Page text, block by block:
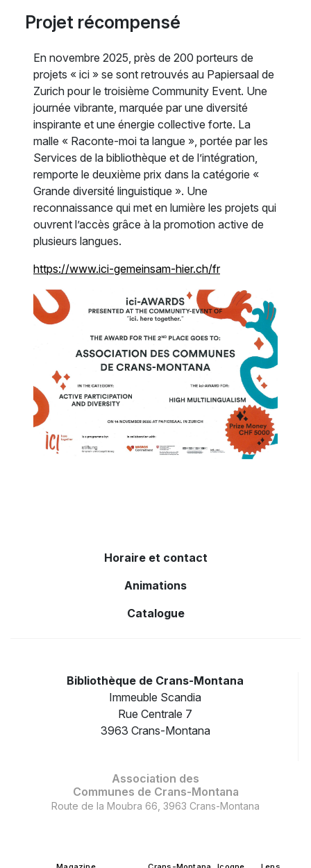
Projet récompensé
En novembre 2025, près de 200 porteurs de
projets « ici » se sont retrouvés au Papiersaal de
Zurich pour le troisième Community Event. Une
journée vibrante, marquée par une diversité
inspirante et une énergie collective forte. La
malle « Raconte-moi ta langue », portée par les
Services de la bibliothèque et de l’intégration,
remporte le deuxième prix dans la catégorie «
Grande diversité linguistique ». Une
reconnaissance qui met en lumière les projets qui
ouvrent l’accès grâce à la promotion active de
plusieurs langues.
https://www.ici-gemeinsam-hier.ch/fr
Horaire et contact
Animations
Catalogue
Bibliothèque de Crans-Montana
Immeuble Scandia
Rue Centrale 7
3963 Crans-Montana
Association des
Communes de Crans-Montana
Route de la Moubra 66, 3963 Crans-Montana